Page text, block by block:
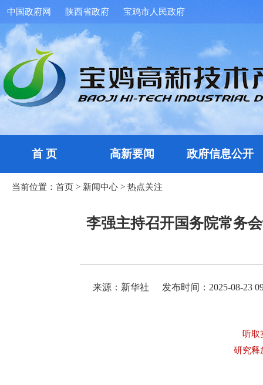
中国政府网 陕西省政府 宝鸡市人民政府
首 页 高新要闻 政府信息公开
当前位置： 首页 > 新闻中心 > 热点关注
李强主持召开国务院常务
来源：新华社 发布时间：2025-08-23
听取
研究释